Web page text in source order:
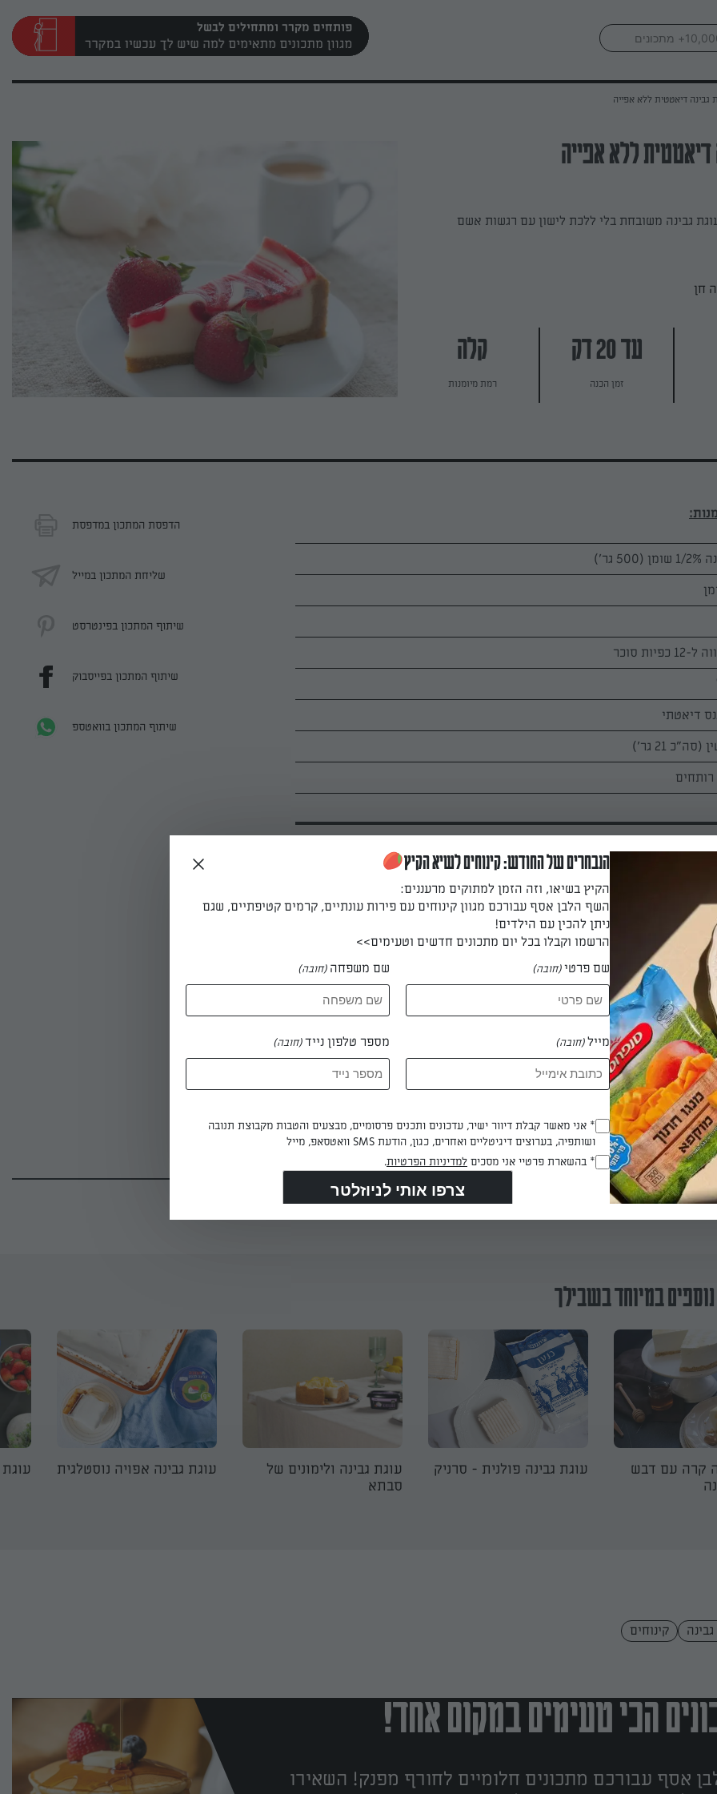
פותחים מקרר ומתחילים לבשל
גבינה דיאטטית ללא אפייה
דיאטטית ללא אפייה
גבינה משובחת בלי ללכת לישון עם רגשות אשם
חן
עד 20 דק
זמן הכנה
קלה
רמת מיומנות
סוכר
מלבנית את הגבינה, החלב, המים, הממתיק, הווניל והסירופ לבלילה חלקה
במים הרותחים,עד שלא ישארו בו גושים.
לקשט את העוגה המוכנה בג'לי דיאטתי: מכינים את הג'לי על פי הוראות היצרן
אך לא יקרש. יוצקים את הג'לי על העוגה ומקררים.
הדפסת המתכון במדפסת
שליחת המתכון במייל
שיתוף המתכון בפינטרסט
שיתוף המתכון בפייסבוק
שיתוף המתכון בוואטספ
הכנת? כאן מדרגים
במיוחד בשבילך
קרה עם דבש
עוגת גבינה פולנית - סרניק
עוגת גבינה ולימונים של
סבתא
עוגת גבינה אפויה נוסטלגית
קינוחים
הכי טעימים במקום אחד!
אסף עבורכם מתכונים חלומיים לחורף מפנק! השאירו
הנבחרים של החודש: קינוחים לשיא הקיץ
הקיץ בשיאו, וזה הזמן למתוקים מרעננים:
השף הלבן אסף עבורכם מגוון קינוחים עם פירות עונתיים, קרמים קטיפתיים, שגם
ניתן להכין עם הילדים!
הרשמו וקבלו בכל יום מתכונים חדשים וטעימים>>
שם פרטי(חובה) שם משפחה (חובה)
מייל(חובה) מספר טלפון נייד(חובה)
Opt_In
(חובה)
* אני מאשר קבלת דיוור ישיר, עדכונים ותכנים פרסומיים, מבצעים והטבות מקבוצת תנובה
ושותפיה, בערוצים דיגיטליים ואחרים, כגון, הודעת SMS וואטסאפ, מייל
RegulationsApproved
* בהשארת פרטיי אני מסכים למדיניות הפרטיות.